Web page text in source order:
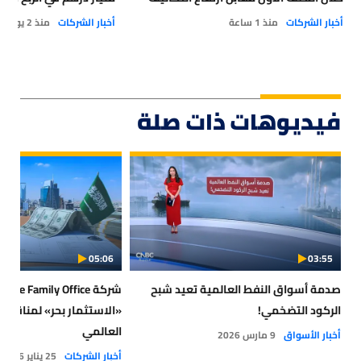
بنحو 10% على الأقل
أخبار الشركات منذ 1 ساعة أخبار الشركات منذ 2 يوم
فيديوهات ذات صلة
03:55
صدمة أسواق النفط العالمية تعيد شبح
الركود التضخمي!
أخبار الأسواق 9 مارس 2026
05:06
«الاستثمار بحر»
العالمي
أخبار الشركات 25 يناير 2026